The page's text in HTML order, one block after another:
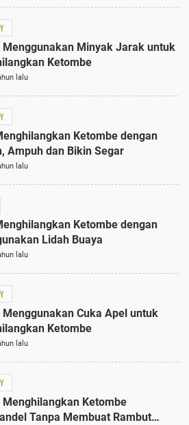
Menggunakan Minyak Jarak untuk
Ketombe
lalu
Ketombe dengan
Ampuh dan Bikin Segar
lalu
Ketombe dengan
Lidah Buaya
lalu
Menggunakan Cuka Apel untuk
Ketombe
lalu
Menghilangkan Ketombe
Tanpa Membuat Rambut